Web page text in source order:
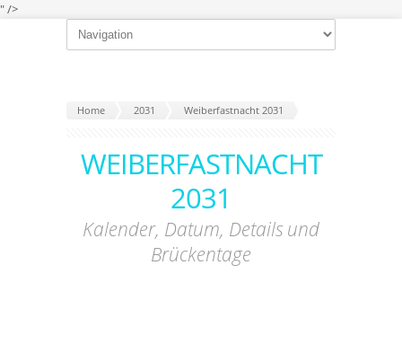
" />
Home 2031 Weiberfastnacht 2031
WEIBERFASTNACHT
2031
Kalender, Datum, Details und
Brückentage